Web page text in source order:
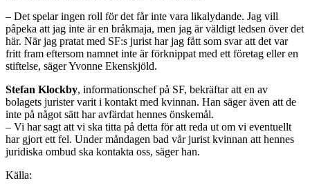
– Det spelar ingen roll för det får inte vara likalydande. Jag vill
påpeka att jag inte är en bråkmaja, men jag är väldigt ledsen över det
här. När jag pratat med SF:s jurist har jag fått som svar att det var
fritt fram eftersom namnet inte är förknippat med ett företag eller en
stiftelse, säger Yvonne Ekenskjöld.
Stefan Klockby, informationschef på SF, bekräftar att en av
bolagets jurister varit i kontakt med kvinnan. Han säger även att de
inte på något sätt har avfärdat hennes önskemål.
– Vi har sagt att vi ska titta på detta för att reda ut om vi eventuellt
har gjort ett fel. Under måndagen bad vår jurist kvinnan att hennes
juridiska ombud ska kontakta oss, säger han.
Källa: